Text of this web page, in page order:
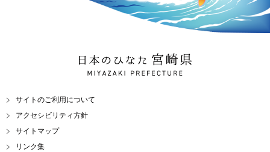
日本のひなた 宮崎県
MIYAZAKI PREFECTURE
サイトのご利用について
アクセシビリティ方針
サイトマップ
リンク集